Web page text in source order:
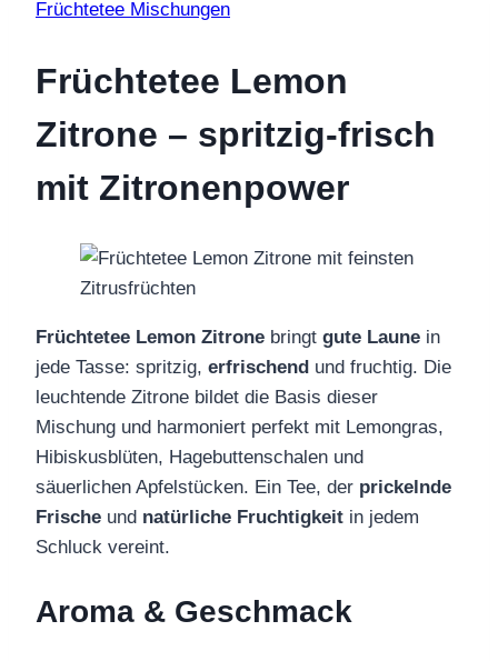
Früchtetee Mischungen
Früchtetee Lemon
Zitrone – spritzig-frisch
mit Zitronenpower
Früchtetee Lemon Zitrone bringt gute Laune in
jede Tasse: spritzig, erfrischend und fruchtig. Die
leuchtende Zitrone bildet die Basis dieser
Mischung und harmoniert perfekt mit Lemongras,
Hibiskusblüten, Hagebuttenschalen und
säuerlichen Apfelstücken. Ein Tee, der prickelnde
Frische und natürliche Fruchtigkeit in jedem
Schluck vereint.
Aroma & Geschmack